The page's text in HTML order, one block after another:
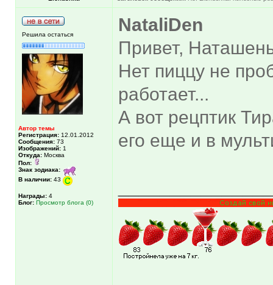
Решила остаться
Автор темы
Регистрация: 12.01.2012
Сообщения: 73
Изображений: 1
Откуда: Москва
Пол:
Знак зодиака:
В наличии: 43
Награды: 4
Блог: Просмотр блога (0)
NataliDen
Привет,
Нет пиццу не
работает...
А вот рецптик
его еще и в